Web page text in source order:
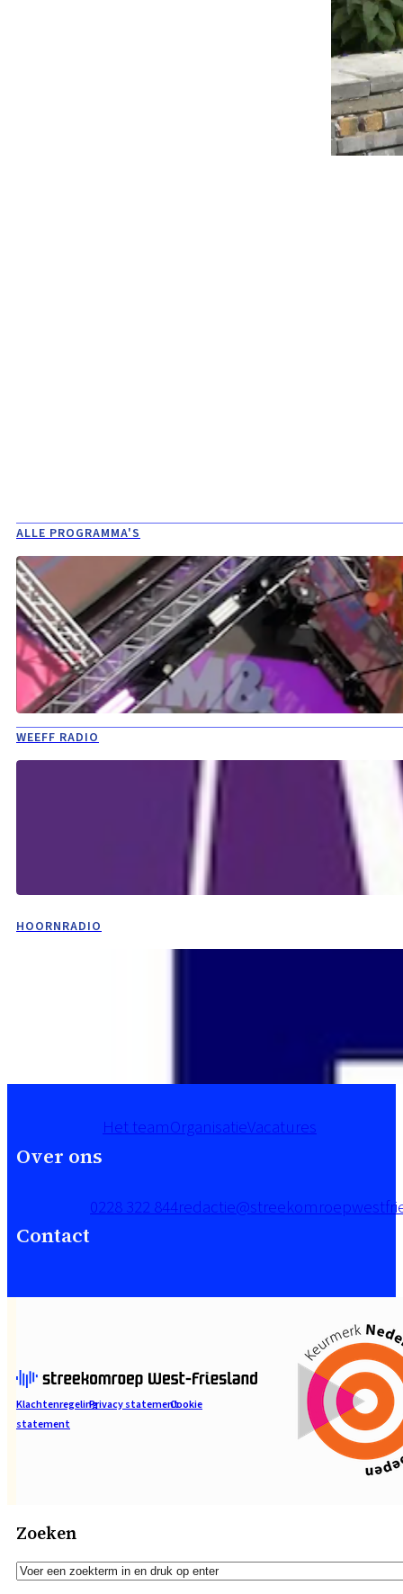
ALLE PROGRAMMA'S
WEEFF RADIO
HOORNRADIO
Over ons
Het teamOrganisatieVacatures
Contact
0228 322 844
KlachtenregelingPrivacy statementCookie
statement
Zoeken
Zoeken